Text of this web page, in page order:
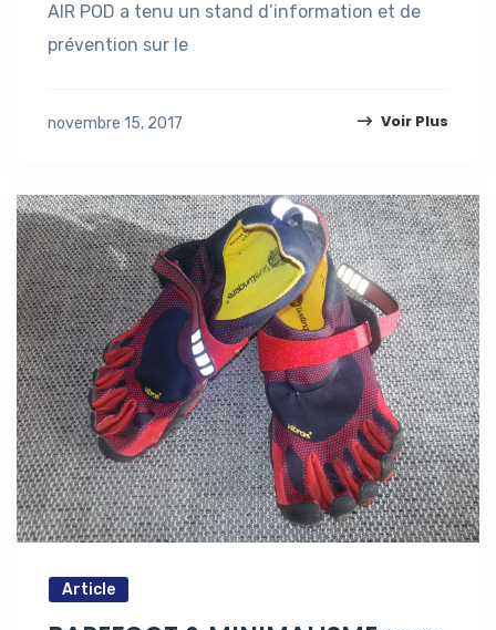
AIR POD a tenu un stand d’information et de
prévention sur le
novembre 15, 2017 Voir Plus
Article